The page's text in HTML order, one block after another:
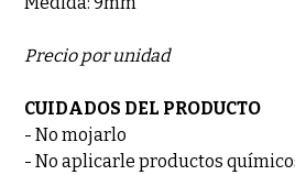
Precio por unidad
CUIDADOS DEL PRODUCTO
- No mojarlo
- No aplicarle productos